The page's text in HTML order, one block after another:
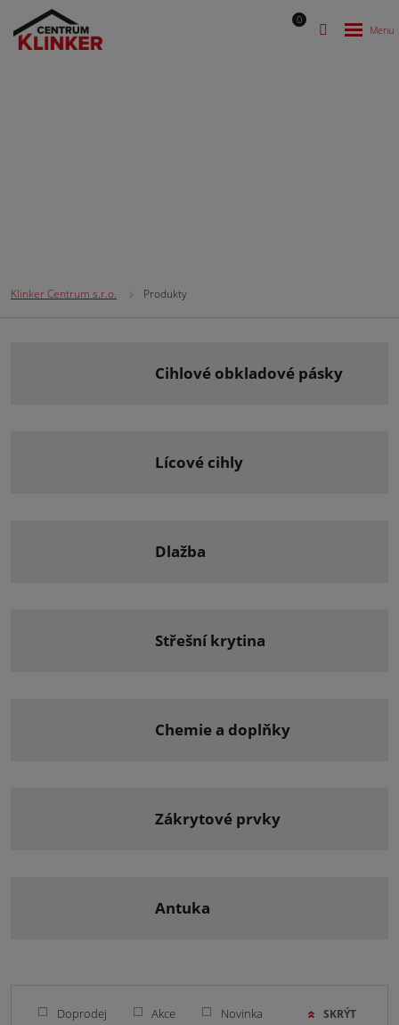
0
Klinker Centrum s.r.o. Produkty
cihlové obkladové pásky
lícové cihly
dlažba
střešní krytina
chemie a doplňky
zákrytové prvky
antuka
Doprodej Akce
Novinka
SKRÝT